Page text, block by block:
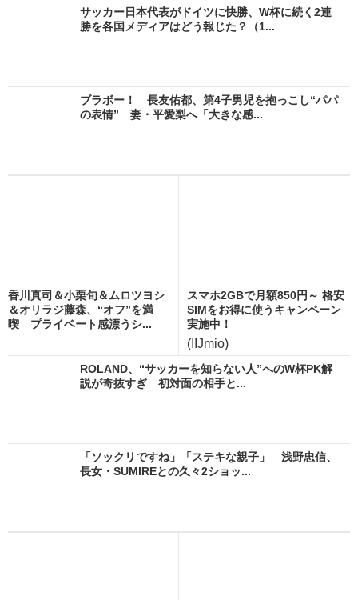
サッカー日本代表がドイツに快勝、W杯に続く2連
勝を各国メディアはどう報じた？（1...
ブラボー！ 長友佑都、第4子男児を抱っこし“パパ
の表情” 妻・平愛梨へ「大きな感...
香川真司＆小栗旬＆ムロツヨシ
＆オリラジ藤森、“オフ”を満
喫 プライベート感漂うシ...
スマホ2GBで月額850円～ 格安
SIMをお得に使うキャンペーン
実施中！
(IIJmio)
ROLAND、“サッカーを知らない人”へのW杯PK解
説が奇抜すぎ 初対面の相手と...
「ソックリですね」「ステキな親子」 浅野忠信、
長女・SUMIREとの久々2ショッ...